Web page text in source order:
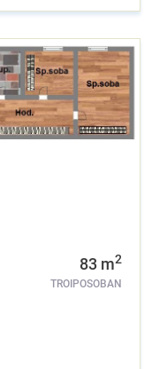
83 m2
TROIPOSOBAN